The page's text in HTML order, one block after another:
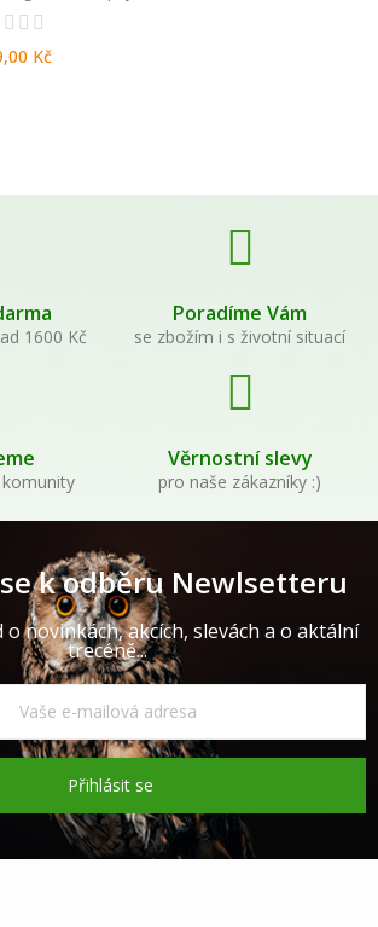
Kč
1600 Kč
Poradíme Vám
se zbožím i s životní situací
Věrnostní slevy
pro naše zákazníky :)
k odběru Newlsetteru
novinkách, akcích, slevách a o aktální
trecéně...
Přihlásit se